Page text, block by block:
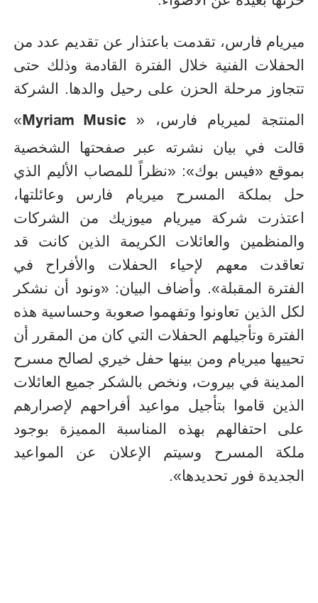
ميريام فارس، تقدمت باعتذار عن تقديم عدد من
الحفلات الفنية خلال الفترة القادمة وذلك حتى
تتجاوز مرحلة الحزن على رحيل والدها. الشركة
المنتجة لميريام فارس، «Myriam Music
»
قالت في بيان نشرته عبر صفحتها الشخصية
بموقع «فيس بوك»: «نظراً للمصاب الأليم الذي
حل بملكة المسرح ميريام فارس وعائلتها،
اعتذرت شركة ميريام ميوزيك من الشركات
والمنظمين والعائلات الكريمة الذين كانت قد
تعاقدت معهم لإحياء الحفلات والأفراح في
الفترة المقبلة». وأضاف البيان: «ونود أن نشكر
لكل الذين تعاونوا وتفهموا صعوبة وحساسية هذه
الفترة وتأجيلهم الحفلات التي كان من المقرر أن
تحييها ميريام ومن بينها حفل خيري لصالح مسرح
المدينة في بيروت، ونخص بالشكر جميع العائلات
الذين قاموا بتأجيل مواعيد أفراحهم لإصرارهم
على احتفالهم بهذه المناسبة المميزة بوجود
ملكة المسرح وسيتم الإعلان عن المواعيد
الجديدة فور تحديدها».